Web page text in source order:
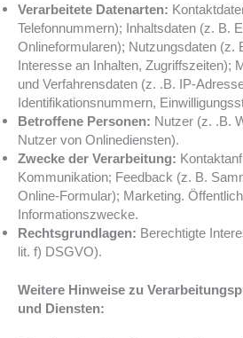
Verarbeitete Datenarten:
Telefonnummern); Inhaltsdaten (z. B.
Onlineformularen); Nutzungsdaten (z.
Interesse an Inhalten, Zugriffszeiten);
und Verfahrensdaten (z. .B. IP-
Identifikationsnummern,
Betroffene Personen: Nutzer (z. .B.
Nutzer von Onlinediensten).
Zwecke der Verarbeitung:
Kommunikation; Feedback (z. B.
Online-Formular); Marketing.
Informationszwecke.
Rechtsgrundlagen: Berechtigte
lit. f) DSGVO).
Weitere Hinweise zu
und Diensten: